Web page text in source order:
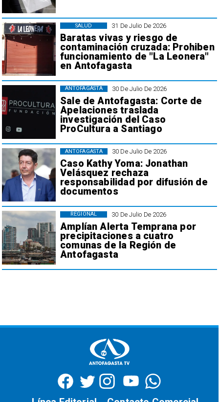
31 De Julio De 2026
Baratas vivas y riesgo de
contaminación cruzada: Prohiben
funcionamiento de "La Leonera"
en Antofagasta
SALUD
30 De Julio De 2026
Sale de Antofagasta: Corte de
Apelaciones traslada
investigación del Caso
ProCultura a Santiago
ANTOFAGASTA
30 De Julio De 2026
Caso Kathy Yoma: Jonathan
Velásquez rechaza
responsabilidad por difusión de
documentos
ANTOFAGASTA
30 De Julio De 2026
Amplían Alerta Temprana por
precipitaciones a cuatro
comunas de la Región de
Antofagasta
REGIONAL